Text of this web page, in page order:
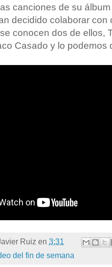
canciones de su
decidido colaborar con
conocen dos de ellos,
Casado y lo podemos
Ruiz en 3:31
del fin de semana